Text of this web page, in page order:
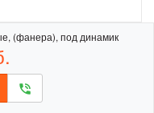
(фанера), под динамик
phone_in_talk